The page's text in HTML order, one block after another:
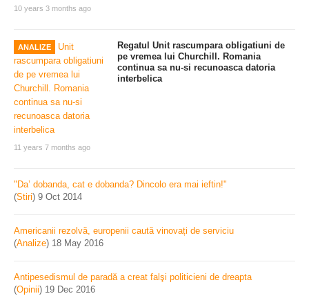
10 years 3 months ago
ANALIZE
11 years 7 months ago
Regatul Unit rascumpara obligatiuni de
pe vremea lui Churchill. Romania
continua sa nu-si recunoasca datoria
interbelica
"Da’ dobanda, cat e dobanda? Dincolo era mai ieftin!"
(Stiri) 9 Oct 2014
Americanii rezolvă, europenii caută vinovați de serviciu
(Analize) 18 May 2016
Antipesedismul de paradă a creat falşi politicieni de dreapta
(Opinii) 19 Dec 2016